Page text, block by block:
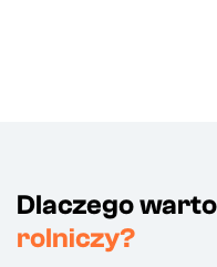
Dlaczego
rolniczy?